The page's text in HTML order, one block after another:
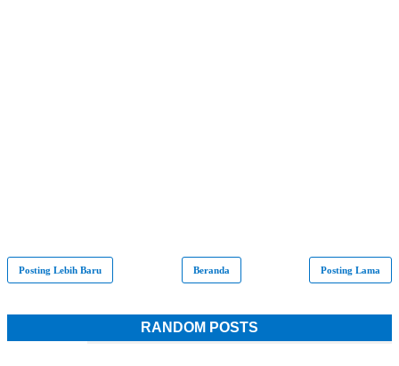
Posting Lebih Baru Posting Lama
Beranda
RANDOM POSTS